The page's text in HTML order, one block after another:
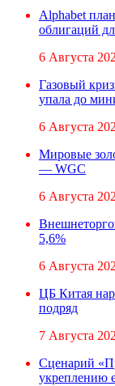
Alphabet
облигаций
6 Августа
Газовый
упала до
6 Августа
Мировые
— WGC
6 Августа
5,6%
6 Августа
ЦБ Китая
подряд
7 Августа
Сценарий
укреплению